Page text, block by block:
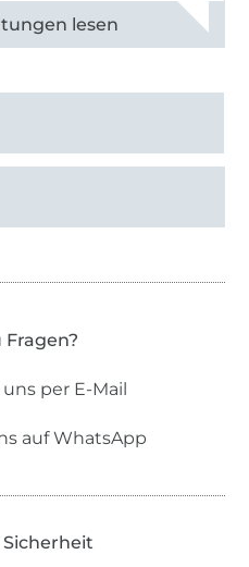
ansehen
Fragen?
per E-Mail
auf WhatsApp